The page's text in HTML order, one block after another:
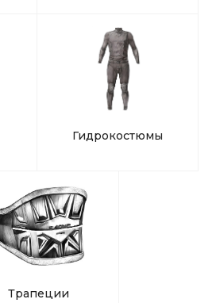
Гидрокостюмы
Трапеции